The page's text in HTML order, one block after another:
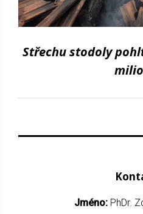
Střechu stodoly
Jméno: PhDr.